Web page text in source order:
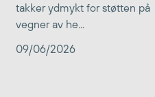
takker ydmykt for støtten på
vegner av he...
09/06/2026